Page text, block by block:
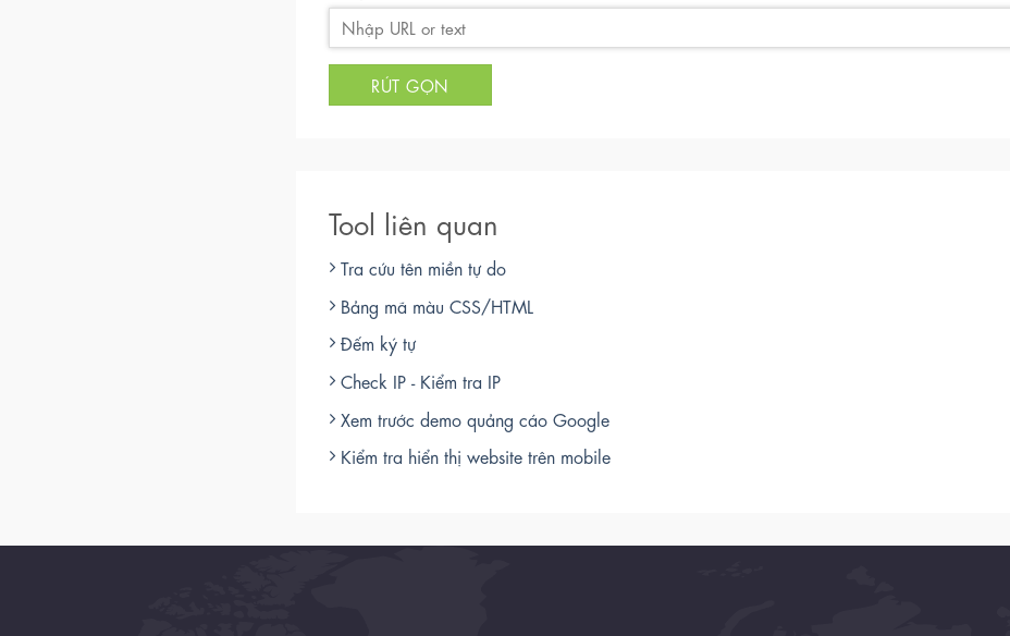
Tool liên quan
Tra cứu tên miền tự do
Bảng mã màu CSS/HTML
Đếm ký tự
Check IP - Kiểm tra IP
Xem trước demo quảng cáo Google
Kiểm tra hiển thị website trên mobile